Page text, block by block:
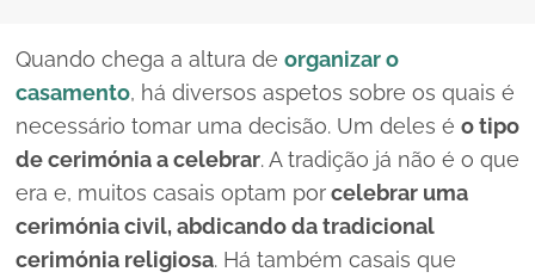
Quando chega a altura de organizar o
casamento, há diversos aspetos sobre os quais é
necessário tomar uma decisão. Um deles é o tipo
de cerimónia a celebrar. A tradição já não é o que
era e, muitos casais optam porcelebrar uma
cerimónia civil, abdicando da tradicional
cerimónia religiosa. Há também casais que